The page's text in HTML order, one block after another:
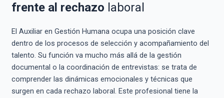
frente al rechazo laboral
El Auxiliar en Gestión Humana ocupa una posición clave
dentro de los procesos de selección y acompañamiento del
talento. Su función va mucho más allá de la gestión
documental o la coordinación de entrevistas: se trata de
comprender las dinámicas emocionales y técnicas que
surgen en cada rechazo laboral. Este profesional tiene la